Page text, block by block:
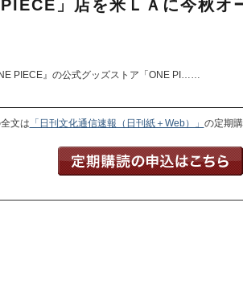
」店を米ＬＡに今秋オ
PIECE』の公式グッズストア「ONE PI……
文は 「日刊文化通信速報（日刊紙＋Web）」 の定期